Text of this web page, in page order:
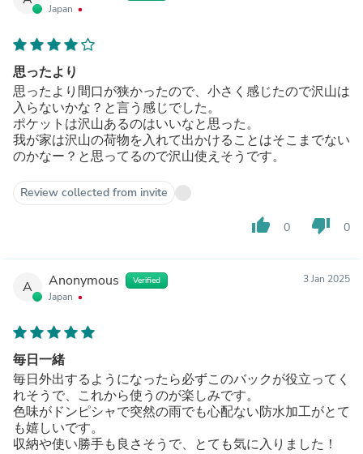
Japan
思ったより
思ったより間口が狭かったので、小さく感じたので沢山は
入らないかな？と言う感じでした。
ポケットは沢山あるのはいいなと思った。
我が家は沢山の荷物を入れて出かけることはそこまでない
のかなー？と思ってるので沢山使えそうです。
Review collected from invite
thumb_up 0 thumb_down 0
A Anonymous Verified
Japan
3 Jan 2025
毎日一緒
毎日外出するようになったら必ずこのバックが役立ってく
れそうで、これから使うのが楽しみです。
色味がドンピシャで突然の雨でも心配ない防水加工がとて
も嬉しいです。
収納や使い勝手も良さそうで、とても気に入りました！